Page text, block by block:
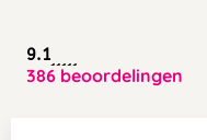
9.1
386 beoordelingen